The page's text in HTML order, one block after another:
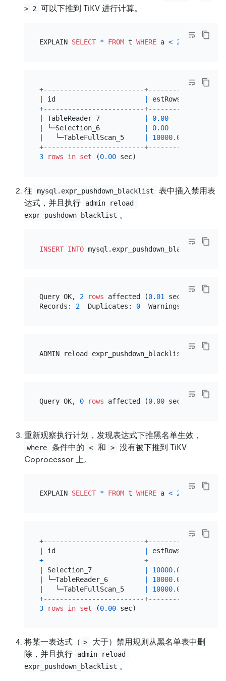
> 2
可以下推到 TiKV 进行计算。
EXPLAIN SELECT * FROM t WHERE a < 2 a >
+-------------------------+----------
id estRows
+-------------------------+----------
TableReader_7 0.00
└─Selection_6 0.00
   └─TableFullScan_5
10000.00
+-------------------------+----------
3
rows in set (0.00
往 mysql.expr_pushdown_blacklist
表中插入禁用表
达式，并且执行
admin reload
expr_pushdown_blacklist 。
INSERT INTO mysql.expr_pushdown_blacklist
Query OK, 2 rows affected (0.01 sec)
Records: 2
  Duplicates:
0
  Warnings:
Query OK, 0 rows affected (0.00
重新观察执行计划，发现表达式下推黑名单生效，
where 条件中的 < 和 >
没有被下推到 TiKV
Coprocessor 上。
EXPLAIN SELECT * FROM t WHERE a < 2 a >
+-------------------------+----------
|
id | estRows
+-------------------------+----------
|
Selection_7 | 10000.00
|
└─TableReader_6 | 10000.00
|
   └─TableFullScan_5
| 10000.00
+-------------------------+----------
3
rows in set (0.00
将某一表达式（ >
大于）禁用规则从黑名单表中删
除，并且执行
admin reload
expr_pushdown_blacklist 。